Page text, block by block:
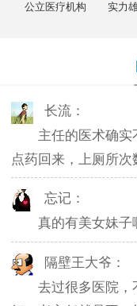
公立医疗机构 实力
燕儿：
长流：
主任的医术确
点药回来，上厕所
忘记：
真的有美女妹
隔壁王大爷：
去过很多医院